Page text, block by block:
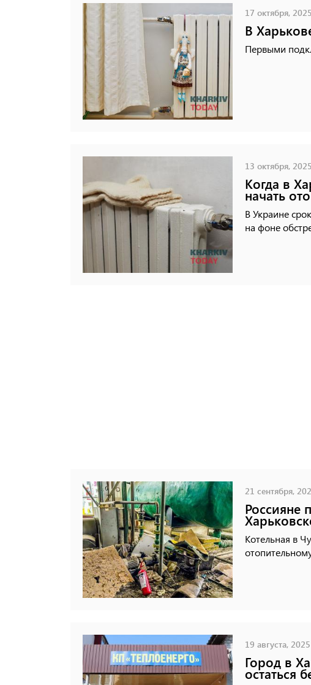
17 октября,
В
Первыми
13 октября,
Когда в
начать
В Украине
на фоне
21 сентября,
Россияне
Котельная в
19 августа,
Город в
остаться